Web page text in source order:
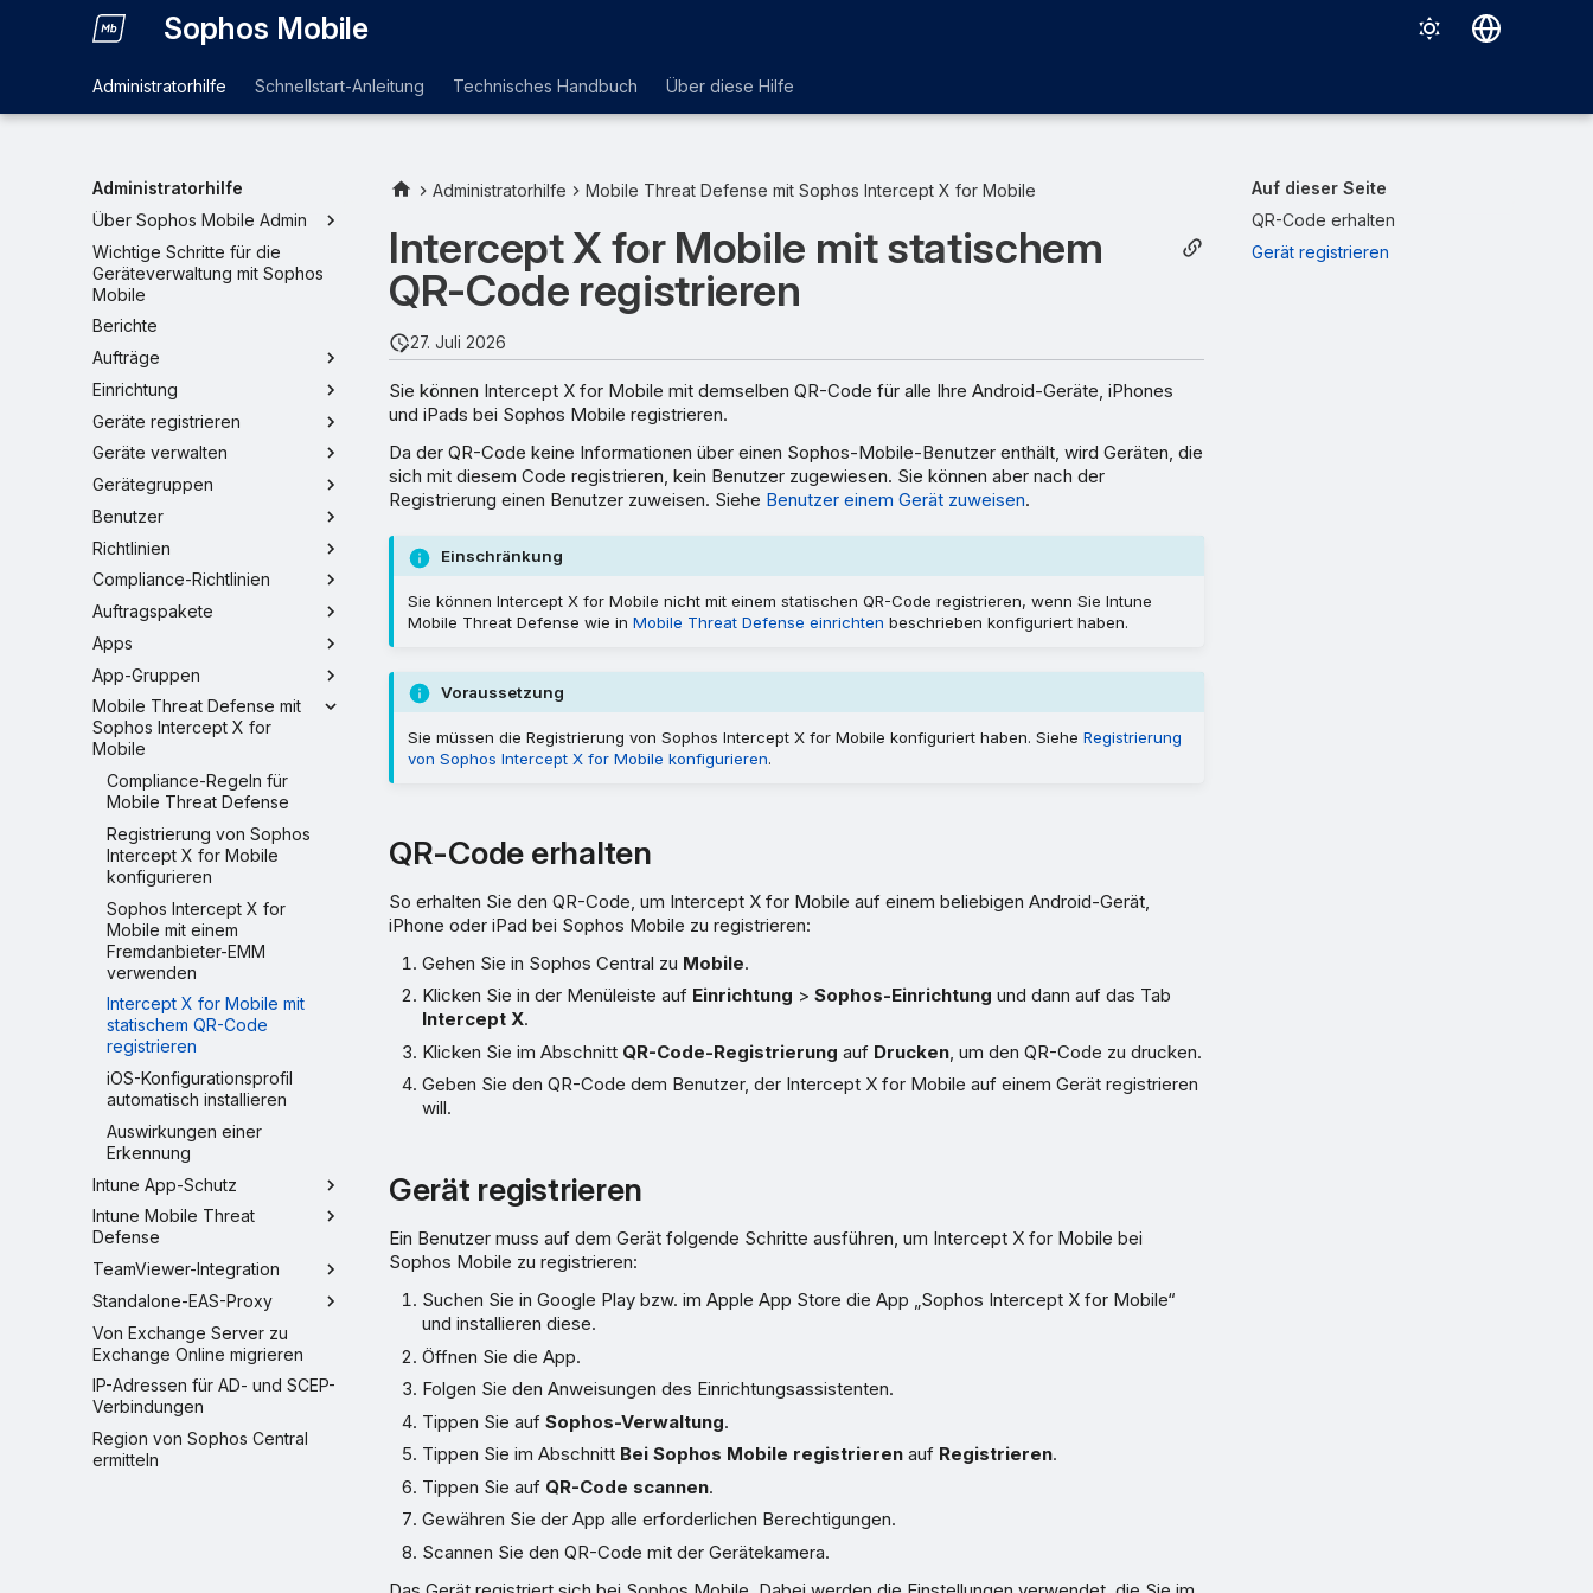
Sophos Mobile
Administratorhilfe Schnellstart-Anleitung Technisches Handbuch Über diese Hilfe
Administratorhilfe
Über Sophos Mobile Admin
Wichtige Schritte für die
Geräteverwaltung mit Sophos
Mobile
Berichte
Aufträge
Einrichtung
Geräte registrieren
Geräte verwalten
Gerätegruppen
Benutzer
Richtlinien
Compliance-Richtlinien
Auftragspakete
Apps
App-Gruppen
Mobile Threat Defense mit
Sophos Intercept X for
Mobile
Compliance-Regeln für
Mobile Threat Defense
Registrierung von Sophos
Intercept X for Mobile
konfigurieren
Sophos Intercept X for
Mobile mit einem
Fremdanbieter-EMM
verwenden
Intercept X for Mobile mit
statischem QR-Code
registrieren
iOS-Konfigurationsprofil
automatisch installieren
Auswirkungen einer
Erkennung
Intune App-Schutz
Intune Mobile Threat
Defense
TeamViewer-Integration
Standalone-EAS-Proxy
Von Exchange Server zu
Exchange Online migrieren
IP-Adressen für AD- und SCEP-
Verbindungen
Region von Sophos Central
ermitteln
Auf dieser Seite
QR-Code erhalten
Gerät registrieren
Administratorhilfe Mobile Threat Defense mit Sophos Intercept X for Mobile
Intercept X for Mobile mit statischem
QR-Code registrieren
27. Juli 2026
Sie können Intercept X for Mobile mit demselben QR-Code für alle Ihre Android-Geräte, iPhones
und iPads bei Sophos Mobile registrieren.
Da der QR-Code keine Informationen über einen Sophos-Mobile-Benutzer enthält, wird Geräten, die
sich mit diesem Code registrieren, kein Benutzer zugewiesen. Sie können aber nach der
Registrierung einen Benutzer zuweisen. Siehe Benutzer einem Gerät zuweisen.
Einschränkung
Sie können Intercept X for Mobile nicht mit einem statischen QR-Code registrieren, wenn Sie Intune
Mobile Threat Defense wie in Mobile Threat Defense einrichten beschrieben konfiguriert haben.
Voraussetzung
Sie müssen die Registrierung von Sophos Intercept X for Mobile konfiguriert haben. Siehe Registrierung
von Sophos Intercept X for Mobile konfigurieren.
QR-Code erhalten
So erhalten Sie den QR-Code, um Intercept X for Mobile auf einem beliebigen Android-Gerät,
iPhone oder iPad bei Sophos Mobile zu registrieren:
Gehen Sie in Sophos Central zu Mobile.
Klicken Sie in der Menüleiste auf Einrichtung >Sophos-Einrichtung und dann auf das Tab
Intercept X.
Klicken Sie im Abschnitt QR-Code-Registrierung auf Drucken, um den QR-Code zu drucken.
Geben Sie den QR-Code dem Benutzer, der Intercept X for Mobile auf einem Gerät registrieren
will.
Gerät registrieren
Ein Benutzer muss auf dem Gerät folgende Schritte ausführen, um Intercept X for Mobile bei
Sophos Mobile zu registrieren:
Suchen Sie in Google Play bzw. im Apple App Store die App „Sophos Intercept X for Mobile“
und installieren diese.
Öffnen Sie die App.
Folgen Sie den Anweisungen des Einrichtungsassistenten.
Tippen Sie aufSophos-Verwaltung.
Tippen Sie im Abschnitt Bei Sophos Mobile registrieren auf Registrieren.
Tippen Sie auf QR-Code scannen.
Gewähren Sie der App alle erforderlichen Berechtigungen.
Scannen Sie den QR-Code mit der Gerätekamera.